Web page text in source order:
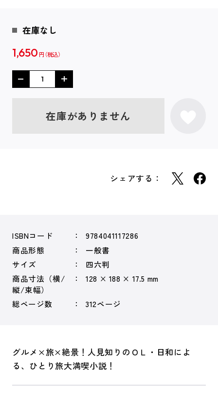
在庫なし
1,650 円
在庫がありません
シェアする：
ISBNコード
9784041117286
商品形態
一般書
サイズ
四六判
商品寸法（横/
縦/束幅）
128 × 188 × 17.5 mm
総ページ数 312ページ
グルメ×旅×絶景！人見知りのＯＬ・日和によ
る、ひとり旅大満喫小説！